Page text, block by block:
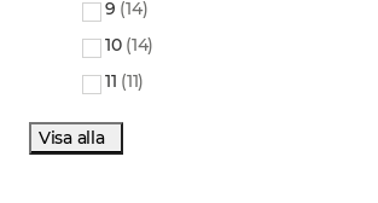
9 (14)
10 (14)
11 (11)
Visa alla